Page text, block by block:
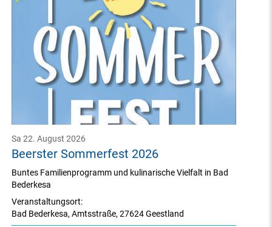
Beerster Sommerfest 2026
Sa 22. August 2026
Veranstaltungsort:
Bad Bederkesa,Amtsstraße,27624 Geestland
Buntes Familienprogramm und kulinarische Vielfalt in Bad
Bederkesa